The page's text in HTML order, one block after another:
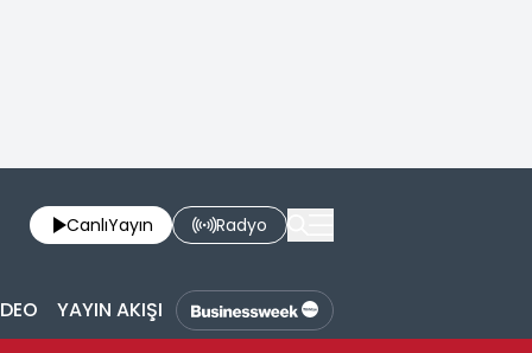
CanlıYayın Radyo
YAYIN AKIŞI